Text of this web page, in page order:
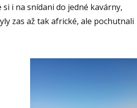
i na snídani do jedné kavárny,
zas až tak africké, ale pochutnali